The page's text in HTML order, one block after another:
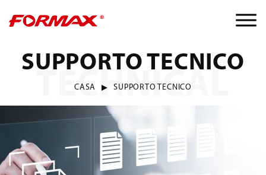
SUPPORTO TECNICO
CASA SUPPORTO TECNICO
TECHNICAL